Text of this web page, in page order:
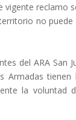
reclamo
no
del ARA San
tienen
la voluntad